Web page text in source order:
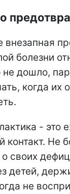
внезапная
болезни
не дошло,
когда их
- это
контакт. Не
своих
детей,
не